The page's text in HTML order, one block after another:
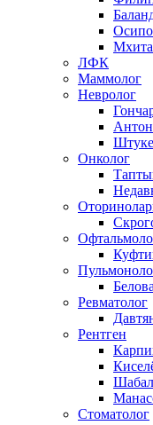
ЛФК
Маммолог
Невролог
Онколог
Ревматолог
Рентген
Стоматолог